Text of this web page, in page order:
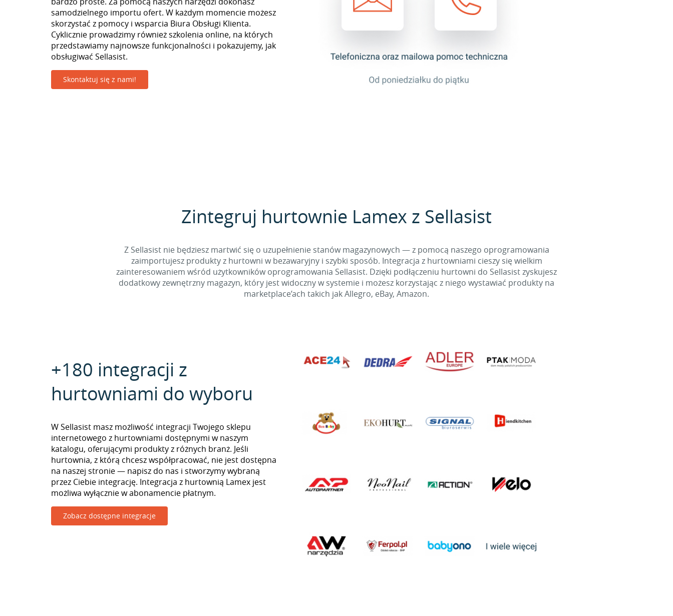
samodzielnego importu ofert. W każdym momencie możesz
skorzystać z pomocy i wsparcia Biura Obsługi Klienta.
Cyklicznie prowadzimy również szkolenia online, na których
przedstawiamy najnowsze funkcjonalności i pokazujemy, jak
obsługiwać Sellasist.
Skontaktuj się z nami!
Zintegruj hurtownie Lamex z Sellasist
Z Sellasist nie będziesz martwić się o uzupełnienie stanów magazynowych — z pomocą naszego oprogramowania
zaimportujesz produkty z hurtowni w bezawaryjny i szybki sposób. Integracja z hurtowniami cieszy się wielkim
zainteresowaniem wśród użytkowników oprogramowania Sellasist. Dzięki podłączeniu hurtowni do Sellasist zyskujesz
dodatkowy zewnętrzny magazyn, który jest widoczny w systemie i możesz korzystając z niego wystawiać produkty na
marketplace’ach takich jak Allegro, eBay, Amazon.
+180 integracji z
hurtowniami do wyboru
W Sellasist masz możliwość integracji Twojego sklepu
internetowego z hurtowniami dostępnymi w naszym
katalogu, oferującymi produkty z różnych branż. Jeśli
hurtownia, z którą chcesz współpracować, nie jest dostępna
na naszej stronie — napisz do nas i stworzymy wybraną
przez Ciebie integrację. Integracja z hurtownią Lamex jest
możliwa wyłącznie w abonamencie płatnym.
Zobacz dostępne integracje